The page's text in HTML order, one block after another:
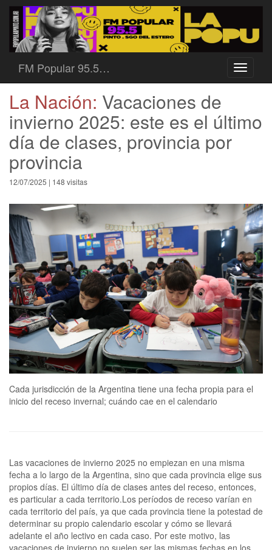
Toggle
FM Popular 95.5…
La Nación: Vacaciones de
invierno 2025: este es el último
día de clases, provincia por
provincia
12/07/2025 | 148 visitas
Cada jurisdicción de la Argentina tiene una fecha propia para el
inicio del receso invernal; cuándo cae en el calendario
Las vacaciones de invierno 2025 no empiezan en una misma
fecha a lo largo de la Argentina, sino que cada provincia elige sus
propios días. El último día de clases antes del receso, entonces,
es particular a cada territorio.Los períodos de receso varían en
cada territorio del país, ya que cada provincia tiene la potestad de
determinar su propio calendario escolar y cómo se llevará
adelante el año lectivo en cada caso. Por este motivo, las
vacaciones de invierno no suelen ser las mismas fechas en los